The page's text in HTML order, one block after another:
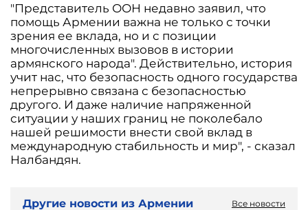
"Представитель ООН недавно заявил, что
помощь Армении важна не только с точки
зрения ее вклада, но и с позиции
многочисленных вызовов в истории
армянского народа". Действительно, история
учит нас, что безопасность одного государства
непрерывно связана с безопасностью
другого. И даже наличие напряженной
ситуации у наших границ не поколебало
нашей решимости внести свой вклад в
международную стабильность и мир", - сказал
Налбандян.
Другие новости из Армении Все новости